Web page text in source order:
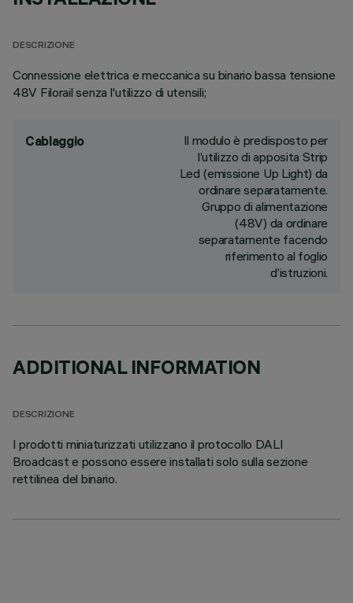
DESCRIZIONE
Connessione elettrica e meccanica su binario bassa tensione
48V Filorail senza l'utilizzo di utensili;
Cablaggio
Il modulo è predisposto per
l’utilizzo di apposita Strip
Led (emissione Up Light) da
ordinare separatamente.
Gruppo di alimentazione
(48V) da ordinare
separatamente facendo
riferimento al foglio
d’istruzioni.
ADDITIONAL INFORMATION
DESCRIZIONE
I prodotti miniaturizzati utilizzano il protocollo DALI
Broadcast e possono essere installati solo sulla sezione
rettilinea del binario.